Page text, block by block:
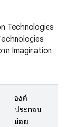
Technologies
าก Imagination
องค์
ประกอบ
ย่อย